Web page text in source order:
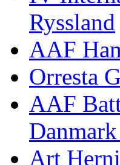
Ryssland
AAF
Orresta
AAF
Art